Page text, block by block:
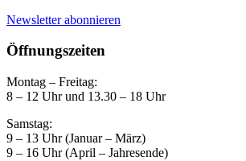
Newsletter abonnieren
Öffnungszeiten
Montag – Freitag:
8 – 12 Uhr und 13.30 – 18 Uhr
Samstag:
9 – 13 Uhr (Januar – März)
9 – 16 Uhr (April – Jahresende)